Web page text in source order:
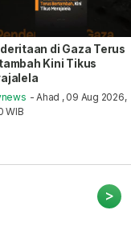
di Gaza Terus
Kini Tikus
- Ahad , 09 Aug 2026,
WIB
>